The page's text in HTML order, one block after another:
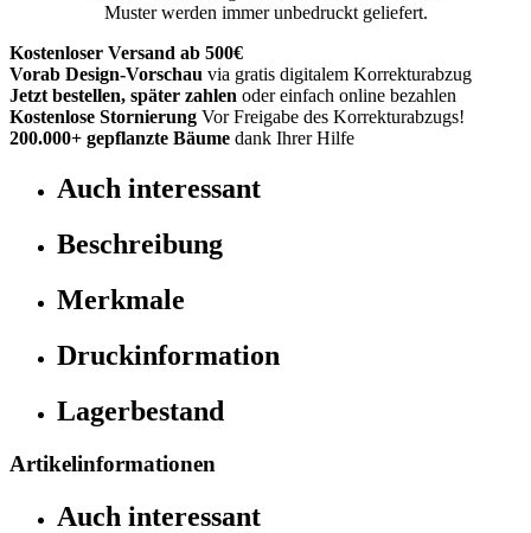
Muster werden immer unbedruckt geliefert.
Kostenloser Versand ab 500€
Vorab Design-Vorschau via gratis digitalem Korrekturabzug
Jetzt bestellen, später zahlen oder einfach online bezahlen
Kostenlose Stornierung Vor Freigabe des Korrekturabzugs!
200.000+ gepflanzte Bäume dank Ihrer Hilfe
Auch interessant
Beschreibung
Merkmale
Druckinformation
Lagerbestand
Artikelinformationen
Auch interessant